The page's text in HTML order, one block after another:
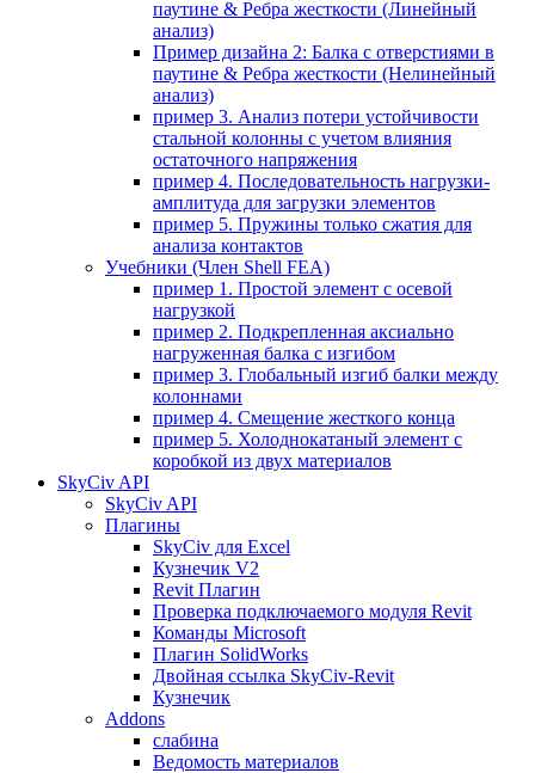
паутине & Ребра жесткости (Линейный
анализ)
Пример дизайна 2: Балка с отверстиями в
паутине & Ребра жесткости (Нелинейный
анализ)
пример 3. Анализ потери устойчивости
стальной колонны с учетом влияния
остаточного напряжения
пример 4. Последовательность нагрузки-
амплитуда для загрузки элементов
пример 5. Пружины только сжатия для
анализа контактов
Учебники (Член Shell FEA)
пример 1. Простой элемент с осевой
нагрузкой
пример 2. Подкрепленная аксиально
нагруженная балка с изгибом
пример 3. Глобальный изгиб балки между
колоннами
пример 4. Смещение жесткого конца
пример 5. Холоднокатаный элемент с
коробкой из двух материалов
SkyCiv API
SkyCiv API
Плагины
SkyCiv для Excel
Кузнечик V2
Revit Плагин
Проверка подключаемого модуля Revit
Команды Microsoft
Плагин SolidWorks
Двойная ссылка SkyCiv-Revit
Кузнечик
Addons
слабина
Ведомость материалов